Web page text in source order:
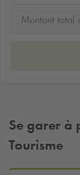
Montant total
Se garer à
Tourisme